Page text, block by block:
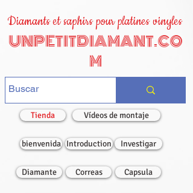
Diamants et saphirs pour platines vinyles
UNPETITDIAMANT.CO
M
Tienda Vídeos de montaje
bienvenida Introduction Investigar
Diamante Correas Capsula